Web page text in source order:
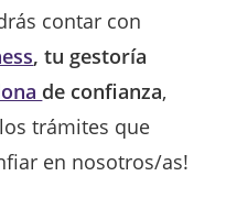
contar con
, tu gestoría
de confianza,
trámites que
en nosotros/as!